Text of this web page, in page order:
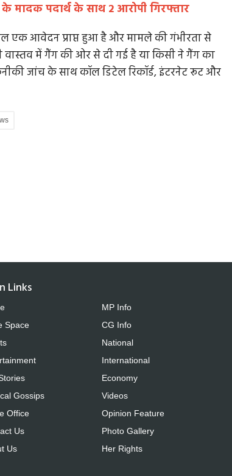
मादक पदार्थ के साथ 2 आरोपी गिरफ्तार
एक आवेदन प्राप्त हुआ है और मामले की गंभीरता से
वास्तव में गैंग की ओर से दी गई है या किसी ने गैंग का
जांच के साथ कॉल डिटेल रिकॉर्ड, इंटरनेट रूट और
मोदी से...
MP Politics: राजधानी में 153 करोड़ की लागत से बने अंबेडकर
फ्लाइओवर में घटिया निर्माण...
Links
Space
Gossips
Office
Us
Us
MP Info
CG Info
National
International
Economy
Videos
Opinion Feature
Photo Gallery
Her Rights